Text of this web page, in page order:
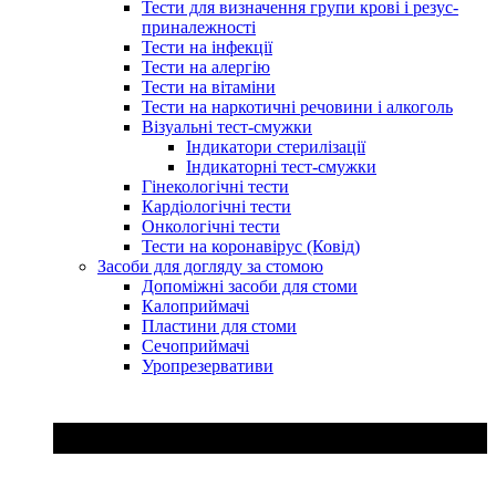
Тести для визначення групи крові і резус-
приналежності
Тести на інфекції
Тести на алергію
Тести на вітаміни
Тести на наркотичні речовини і алкоголь
Візуальні тест-смужки
Індикатори стерилізації
Індикаторні тест-смужки
Гінекологічні тести
Кардіологічні тести
Онкологічні тести
Тести на коронавірус (Ковід)
Засоби для догляду за стомою
Допоміжні засоби для стоми
Калоприймачі
Пластини для стоми
Сечоприймачі
Уропрезервативи